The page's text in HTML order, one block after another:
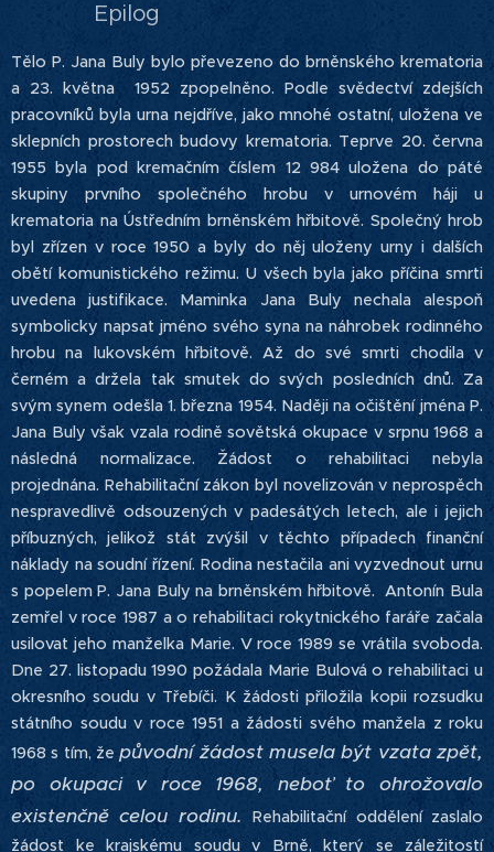
Epilog
Tělo P. Jana Buly bylo převezeno do brněnského krematoria
a 23. května 1952 zpopelněno. Podle svědectví zdejších
pracovníků byla urna nejdříve, jako mnohé ostatní, uložena ve
sklepních prostorech budovy krematoria. Teprve 20. června
1955 byla pod kremačním číslem 12 984 uložena do páté
skupiny prvního společného hrobu v urnovém háji u
krematoria na Ústředním brněnském hřbitově. Společný hrob
byl zřízen v roce 1950 a byly do něj uloženy urny i dalších
obětí komunistického režimu. U všech byla jako příčina smrti
uvedena justifikace. Maminka Jana Buly nechala alespoň
symbolicky napsat jméno svého syna na náhrobek rodinného
hrobu na lukovském hřbitově. Až do své smrti chodila v
černém a držela tak smutek do svých posledních dnů. Za
svým synem odešla 1. března 1954. Naději na očištění jména P.
Jana Buly však vzala rodině sovětská okupace v srpnu 1968 a
následná normalizace. Žádost o rehabilitaci nebyla
projednána. Rehabilitační zákon byl novelizován v neprospěch
nespravedlivě odsouzených v padesátých letech, ale i jejich
příbuzných, jelikož stát zvýšil v těchto případech finanční
náklady na soudní řízení. Rodina nestačila ani vyzvednout urnu
s popelem P. Jana Buly na brněnském hřbitově. Antonín Bula
zemřel v roce 1987 a o rehabilitaci rokytnického faráře začala
usilovat jeho manželka Marie. V roce 1989 se vrátila svoboda.
Dne 27. listopadu 1990 požádala Marie Bulová o rehabilitaci u
okresního soudu v Třebíči. K žádosti přiložila kopii rozsudku
státního soudu v roce 1951 a žádosti svého manžela z roku
1968 s tím, žepůvodní žádost musela být vzata zpět,
po okupaci v roce 1968, neboť to ohrožovalo
existenčně celou rodinu.Rehabilitační oddělení zaslalo
žádost ke krajskému soudu v Brně, který se záležitostí